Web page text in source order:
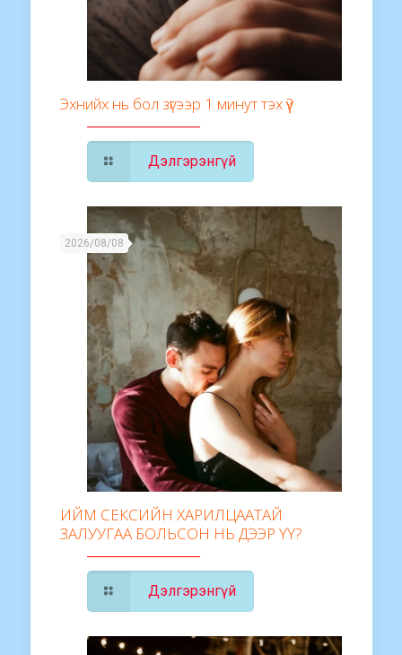
Эхнийх нь бол зүгээр 1 минут тэх үү?
Дэлгэрэнгүй
2026/08/08
ИЙМ СЕКСИЙН ХАРИЛЦААТАЙ
ЗАЛУУГАА БОЛЬСОН НЬ ДЭЭР ҮҮ?
Дэлгэрэнгүй